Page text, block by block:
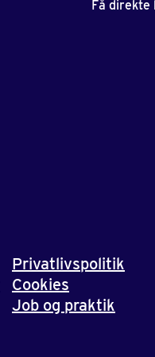
Få
Privatlivspolitik
Cookies
Job og praktik